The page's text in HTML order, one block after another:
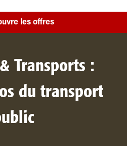
les offres
Transports :
du transport